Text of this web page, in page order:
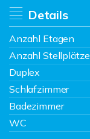
Details
Anzahl Etagen
Anzahl Stellplätze
Duplex
Schlafzimmer
Badezimmer
WC